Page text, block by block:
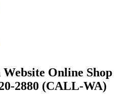
Website Online Shop
2880 (CALL-WA)